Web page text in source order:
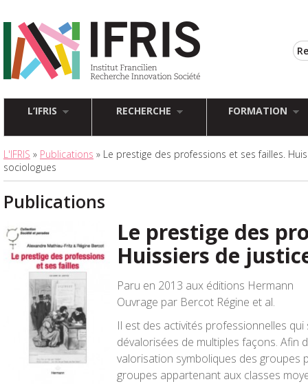
L’IFRIS RECHERCHE FORMATION
L'IFRIS » Publications » Le prestige des professions et ses failles.
sociologues
Publications
Le prestige des
Huissiers de
Paru en 2013 aux éditions Hermann
Ouvrage par Bercot Régine et al.
Il est des activités professionnelles
dévalorisées de multiples façons.
valorisation symboliques des
groupes appartenant aux classes